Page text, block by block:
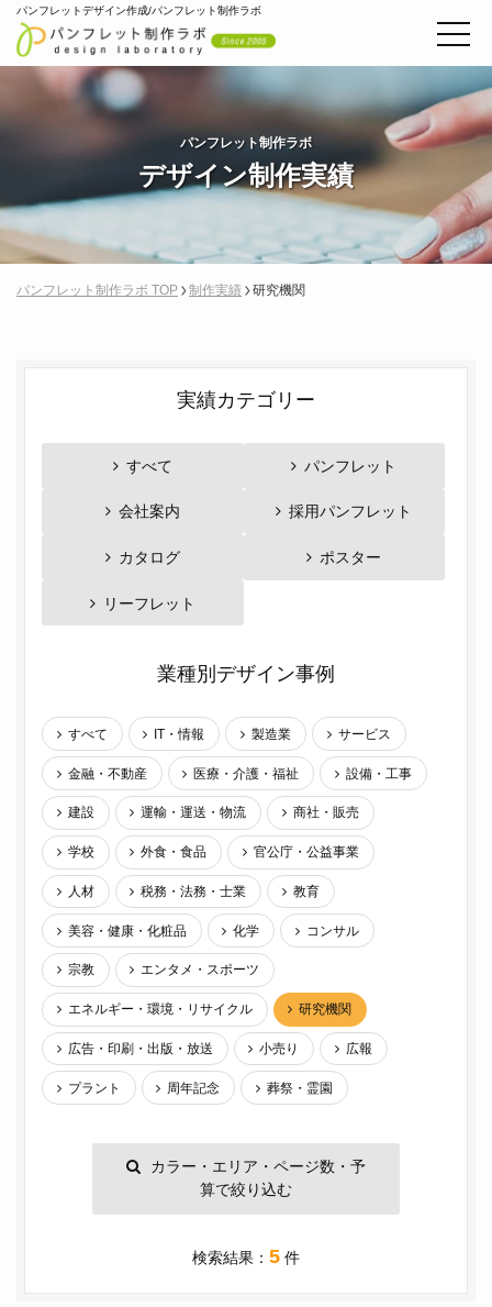
パンフレットデザイン作成/パンフレット制作ラボ
パンフレット制作ラボ
デザイン制作実績
パンフレット制作ラボ TOP 制作実績 研究機関
実績カテゴリー
すべて パンフレット
会社案内 採用パンフレット
カタログ ポスター
リーフレット
業種別デザイン事例
すべて IT・情報 製造業 サービス
金融・不動産 医療・介護・福祉 設備・工事
建設 運輸・運送・物流 商社・販売
学校 外食・食品 官公庁・公益事業
人材 税務・法務・士業 教育
美容・健康・化粧品 化学 コンサル
宗教 エンタメ・スポーツ
エネルギー・環境・リサイクル 研究機関
広告・印刷・出版・放送 小売り 広報
プラント 周年記念 葬祭・霊園
カラー・エリア・ページ数・予
算で絞り込む
検索結果： 5 件